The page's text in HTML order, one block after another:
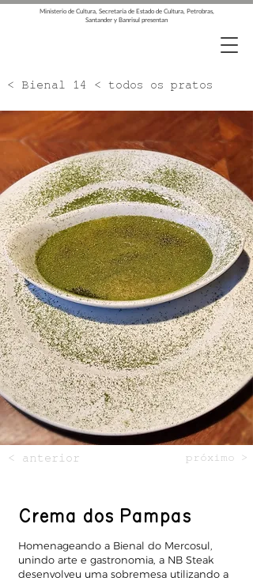
Ministerio de Cultura, Secretaría de Estado de Cultura, Petrobras,
Santander y Banrisul presentan
< Bienal 14 < todos os pratos
< anterior próximo >
Crema dos Pampas
Homenageando a Bienal do Mercosul,
unindo arte e gastronomia, a NB Steak
desenvolveu uma sobremesa utilizando a